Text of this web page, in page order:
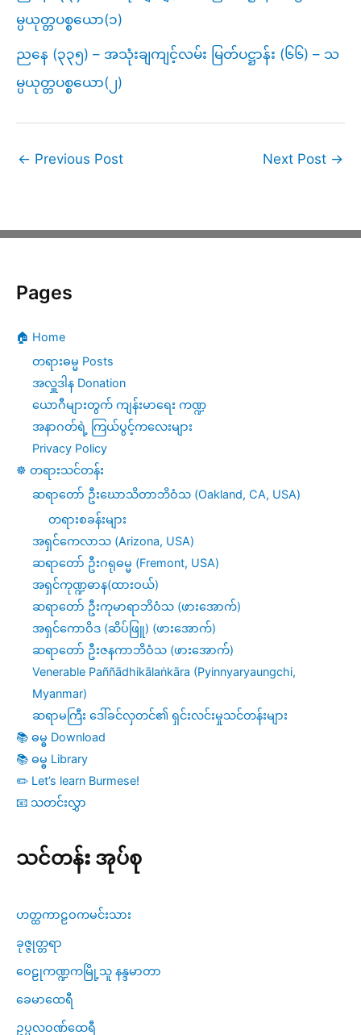
မ္ပယုတ္တပစ္စယော(၁)
ညနေ (၃၃၅) – အသုံးချကျင့်လမ်း မြတ်ပဋ္ဌာန်း (၆၆) – သ
မ္ပယုတ္တပစ္စယော(၂)
← Previous Post Next Post →
Pages
🏠 Home
တရားဓမ္မ Posts
အလှူဒါန Donation
ယောဂီများတွက် ကျန်းမာရေး ကဏ္ဍ
အနာဂတ်ရဲ့ ကြယ်ပွင့်ကလေးများ
Privacy Policy
☸️ တရားသင်တန်း
ဆရာတော် ဦးဃောသိတာဘိဝံသ (Oakland, CA, USA)
တရားစခန်းများ
အရှင်ကေလာသ (Arizona, USA)
ဆရာတော် ဦးဂရုဓမ္မ (Fremont, USA)
အရှင်ကုဏ္ဍဓာန(ထားဝယ်)
ဆရာတော် ဦးကုမာရာဘိဝံသ (ဖားအောက်)
အရှင်ကောဝိဒ (ဆိပ်ဖြူ) (ဖားအောက်)
ဆရာတော် ဦးဇနကာဘိဝံသ (ဖားအောက်)
Venerable Paññādhikālaṅkāra (Pyinnyaryaungchi,
Myanmar)
ဆရာမကြီး ဒေါ်ခင်လှတင်၏ ရှင်းလင်းမှုသင်တန်းများ
📚 ဓမ္ဓ Download
📚 ဓမ္ဓ Library
✏️ Let’s learn Burmese!
📧 သတင်းလွှာ
သင်တန်း အုပ်စု
ဟတ္ထကာဠဝကမင်းသား
ခုဇ္ဇုတ္တရာ
ဝေဠုကဏ္ဍကမြို့သူ နန္ဒမာတာ
ခေမာထေရီ
ဥပ္ပလဝဏ်ထေရီ